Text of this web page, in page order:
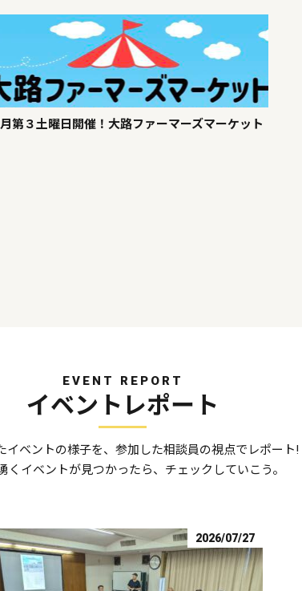
第３土曜日開催！大路ファーマーズマーケット
EVENT REPORT
イベントレポート
イベントの様子を、参加した相談員の視点でレポート!
くイベントが見つかったら、チェックしていこう。
2026/07/27